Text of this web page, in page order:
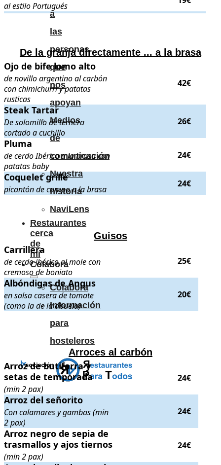
a
las
personas
que
nos
apoyan
Medios
de
comunicación
Nuestra
historia
NaviLens
Restaurantes
cerca
de
mí
Colabora
Colabora
Información
para
hosteleros
al estilo Portugués
..
De la granja directamente ... a la brasa
Ojo de bife lomo alto . de novillo argentino al carbón con chimichurri
Ojo de bife lomo alto
de novillo argentino al carbón
con chimichurri y patatas
rusticas
42€
Steak Tartar . De solomillo de ternera cortado a cuchillo
Steak Tartar
De solomillo de ternera
cortado a cuchillo
26€
Pluma . de cerdo Ibérico a la brasa con patatas baby
Pluma
de cerdo Ibérico a la brasa con
patatas baby
24€
Coquelet grillé . picantón de campo a la brasa
Coquelet grillé
picantón de campo a la brasa
24€
Guisos
Carrillera . de cerdo ibérico al mole con cremoso de boniato
Carrillera
de cerdo ibérico al mole con
cremoso de boniato
25€
Albóndigas de Angus . en salsa casera de tomate (como la de la
Albóndigas de Angus
en salsa casera de tomate
(como la de la abuela)
20€
Arroces al carbón
Arroz de butifarra y setas de temporada . (min 2 pax)
Arroz de butifarra y
setas de temporada
(min 2 pax)
24€
Arroz del señorito . Con calamares y gambas (min 2 pax)
Arroz del señorito
Con calamares y gambas (min
2 pax)
24€
Arroz negro de sepia de trasmallos y ajos tiernos
Arroz negro de sepia de
trasmallos y ajos tiernos
(min 2 pax)
24€